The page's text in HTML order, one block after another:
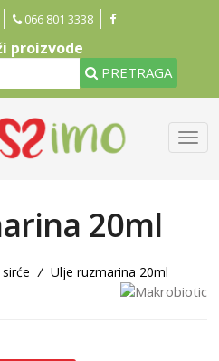
066 801 3338
proizvode
PRETRAGA
20ml
/ Ulje ruzmarina 20ml